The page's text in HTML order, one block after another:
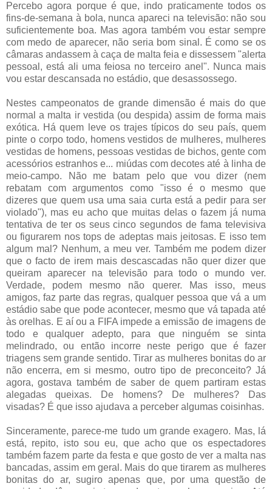
Percebo agora porque é que, indo praticamente todos os
fins-de-semana à bola, nunca apareci na televisão: não sou
suficientemente boa. Mas agora também vou estar sempre
com medo de aparecer, não seria bom sinal. É como se os
câmaras andassem à caça de malta feia e dissessem "alerta
pessoal, está ali uma feiosa no terceiro anel". Nunca mais
vou estar descansada no estádio, que desassossego.
Nestes campeonatos de grande dimensão é mais do que
normal a malta ir vestida (ou despida) assim de forma mais
exótica. Há quem leve os trajes típicos do seu país, quem
pinte o corpo todo, homens vestidos de mulheres, mulheres
vestidas de homens, pessoas vestidas de bichos, gente com
acessórios estranhos e... miúdas com decotes até à linha de
meio-campo. Não me batam pelo que vou dizer (nem
rebatam com argumentos como "isso é o mesmo que
dizeres que quem usa uma saia curta está a pedir para ser
violado"), mas eu acho que muitas delas o fazem já numa
tentativa de ter os seus cinco segundos de fama televisiva
ou figurarem nos tops de adeptas mais jeitosas. E isso tem
algum mal? Nenhum, a meu ver. Também me podem dizer
que o facto de irem mais descascadas não quer dizer que
queiram aparecer na televisão para todo o mundo ver.
Verdade, podem mesmo não querer. Mas isso, meus
amigos, faz parte das regras, qualquer pessoa que vá a um
estádio sabe que pode acontecer, mesmo que vá tapada até
às orelhas. E aí ou a FIFA impede a emissão de imagens de
todo e qualquer adepto, para que ninguém se sinta
melindrado, ou então incorre neste perigo que é fazer
triagens sem grande sentido. Tirar as mulheres bonitas do ar
não encerra, em si mesmo, outro tipo de preconceito? Já
agora, gostava também de saber de quem partiram estas
alegadas queixas. De homens? De mulheres? Das
visadas? É que isso ajudava a perceber algumas coisinhas.
Sinceramente, parece-me tudo um grande exagero. Mas, lá
está, repito, isto sou eu, que acho que os espectadores
também fazem parte da festa e que gosto de ver a malta nas
bancadas, assim em geral. Mais do que tirarem as mulheres
bonitas do ar, sugiro apenas que, por uma questão de